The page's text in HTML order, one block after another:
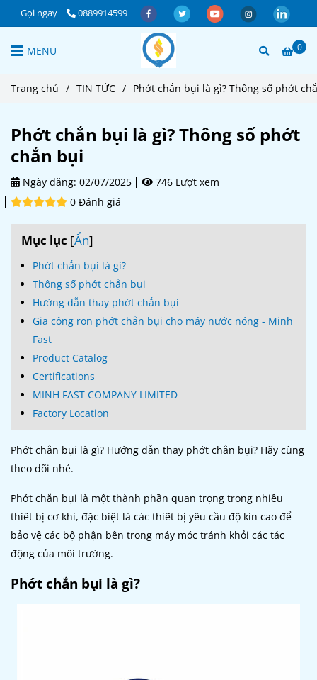
Gọi ngay 0889914599
0
MENU
Trang chủ / TIN TỨC / Phớt chắn bụi là gì? Thông số phớt
Phớt chắn bụi là gì? Thông số phớt
chắn bụi
Ngày đăng: 02/07/2025
746 Lượt xem
0 Đánh giá
Mục lục [Ẩn]
Phớt chắn bụi là gì?
Thông số phớt chắn bụi
Hướng dẫn thay phớt chắn bụi
Gia công ron phớt chắn bụi cho máy nước nóng - Minh
Fast
Product Catalog
Certifications
MINH FAST COMPANY LIMITED
Factory Location
Phớt chắn bụi là gì? Hướng dẫn thay phớt chắn bụi? Hãy cùng
theo dõi nhé.
Phớt chắn bụi là một thành phần quan trọng trong nhiều
thiết bị cơ khí, đặc biệt là các thiết bị yêu cầu độ kín cao để
bảo vệ các bộ phận bên trong máy móc tránh khỏi các tác
động của môi trường.
Phớt chắn bụi là gì?